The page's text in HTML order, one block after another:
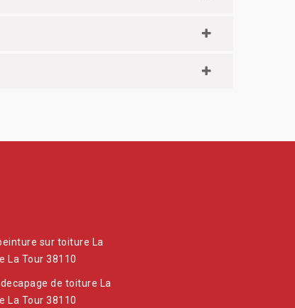
sur toiture La
La Tour 38110
de toiture La
La Tour 38110